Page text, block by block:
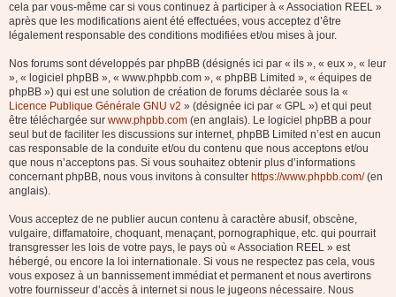
cela par vous-même car si vous continuez à participer à « Association REEL »
après que les modifications aient été effectuées, vous acceptez d’être
légalement responsable des conditions modifiées et/ou mises à jour.
Nos forums sont développés par phpBB (désignés ici par « ils », « eux », « leur
», « logiciel phpBB », « www.phpbb.com », « phpBB Limited », « équipes de
phpBB ») qui est une solution de création de forums déclarée sous la «
Licence Publique Générale GNU v2 » (désignée ici par « GPL ») et qui peut
être téléchargée sur www.phpbb.com (en anglais). Le logiciel phpBB a pour
seul but de faciliter les discussions sur internet, phpBB Limited n’est en aucun
cas responsable de la conduite et/ou du contenu que nous acceptons et/ou
que nous n’acceptons pas. Si vous souhaitez obtenir plus d’informations
concernant phpBB, nous vous invitons à consulter https://www.phpbb.com/(en
anglais).
Vous acceptez de ne publier aucun contenu à caractère abusif, obscène,
vulgaire, diffamatoire, choquant, menaçant, pornographique, etc. qui pourrait
transgresser les lois de votre pays, le pays où « Association REEL » est
hébergé, ou encore la loi internationale. Si vous ne respectez pas cela, vous
vous exposez à un bannissement immédiat et permanent et nous avertirons
votre fournisseur d’accès à internet si nous le jugeons nécessaire. Nous